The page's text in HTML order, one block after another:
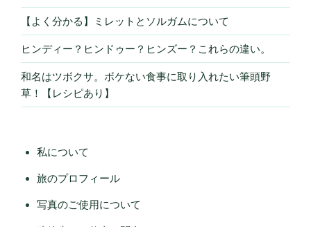
【よく分かる】ミレットとソルガムについて
ヒンディー？ヒンドゥー？ヒンズー？これらの違い。
和名はツボクサ。ボケない食事に取り入れたい筆頭野
草！【レシピあり】
私について
旅のプロフィール
写真のご使用について